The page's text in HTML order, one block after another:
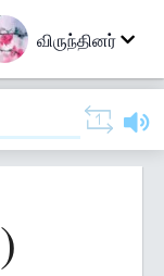
விருந்தினர்